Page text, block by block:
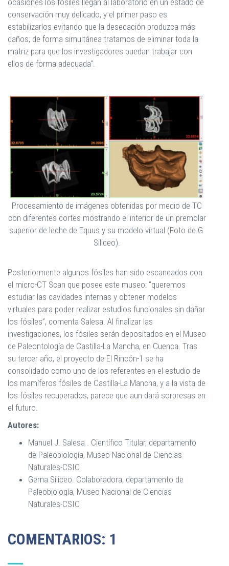
ocasiones los fósiles llegan al laboratorio en un estado de
conservación muy delicado, y el primer paso es
estabilizarlos evitando que la desecación produzca más
daños; de forma simultánea tratamos de eliminar toda la
matriz para que los investigadores puedan trabajar con
ellos de forma adecuada".
Procesamiento de imágenes obtenidas por medio de TC
con diferentes cortes mostrando el interior de un premolar
superior de leche de Equus y su modelo virtual (Foto de G.
Siliceo).
Posteriormente algunos fósiles han sido escaneados con
el micro-CT Scan que posee este museo: “queremos
estudiar las cavidades internas y obtener modelos
virtuales para poder realizar estudios funcionales sin dañar
los fósiles”, comenta Salesa. Al finalizar las
investigaciones, los fósiles serán depositados en el Museo
de Paleontología de Castilla-La Mancha, en Cuenca. Tras
su tercer año, el proyecto de El Rincón-1 se ha
consolidado como uno de los referentes en el estudio de
los mamíferos fósiles de Castilla-La Mancha, y a la vista de
los fósiles recuperados, parece que aun dará sorpresas en
el futuro.
Autores:
Manuel J. Salesa . Científico Titular, departamento
de Paleobiología, Museo Nacional de Ciencias
Naturales-CSIC
Gema Siliceo. Colaboradora, departamento de
Paleobiología, Museo Nacional de Ciencias
Naturales-CSIC
COMENTARIOS: 1